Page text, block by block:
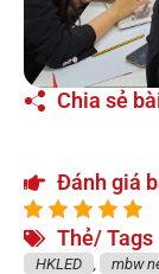
Chia sẻ
Đánh giá
Thẻ/ Tags
HKLED mbw